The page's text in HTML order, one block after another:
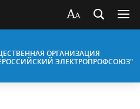
ОРГАНИЗАЦИЯ
ЭЛЕКТРОПРОФСОЮЗ"